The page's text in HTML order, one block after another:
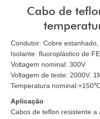
Cabo de
Condutor: Cobre estanhado,
Isolante: fluoroplástico de
Voltagem nominal: 300V
Voltagem de teste: 2000V.
Temperatura nominal:+150℃
Aplicação
Cabos de teflon resistente